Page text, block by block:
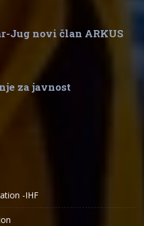
Jug novi član ARKUS
za javnost
-IHF